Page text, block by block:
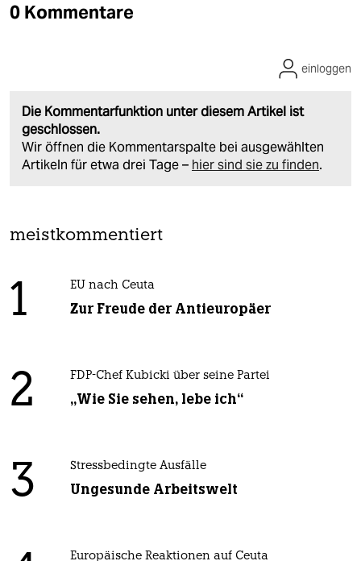
0 Kommentare
Die Kommentarfunktion unter diesem Artikel ist
geschlossen.
Wir öffnen die Kommentarspalte bei ausgewählten
Artikeln für etwa drei Tage – hier sind sie zu finden.
einloggen
meistkommentiert
1 EU nach Ceuta
Zur Freude der Antieuropäer
2 FDP-Chef Kubicki über seine Partei
„Wie Sie sehen, lebe ich“
3 Stressbedingte Ausfälle
Ungesunde Arbeitswelt
Europäische Reaktionen auf Ceuta